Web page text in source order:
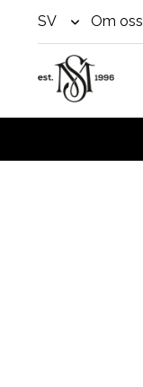
SV
openOm oss